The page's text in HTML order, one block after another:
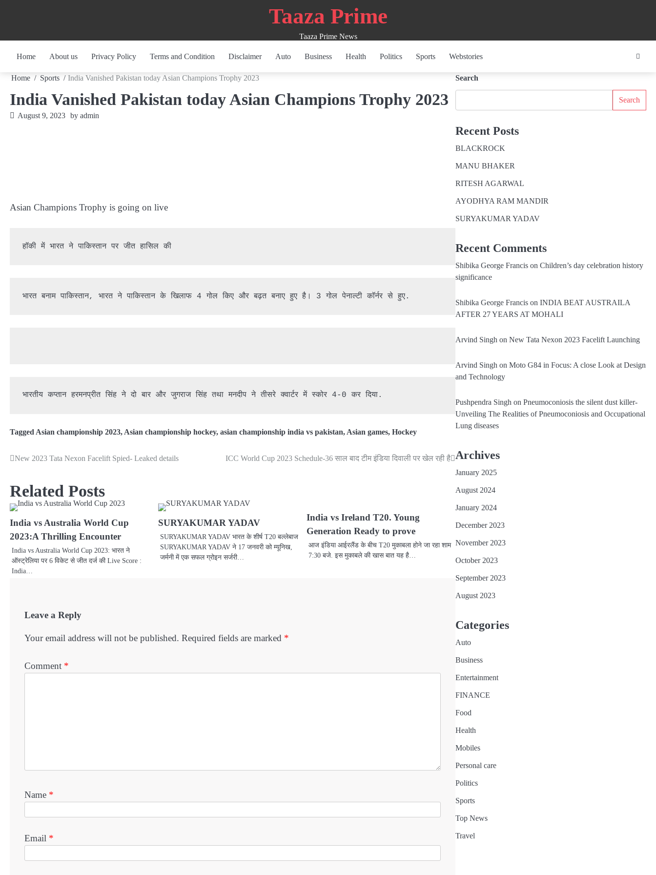
Taaza Prime
Taaza Prime News
Home About us Privacy Policy Terms and Condition Disclaimer Auto Business Health Politics Sports Webstories
Home Sports India Vanished Pakistan today Asian Champions Trophy 2023
India Vanished Pakistan today Asian Champions Trophy 2023
August 9, 2023 by admin
Asian Champions Trophy is going on live
हॉकी में भारत ने पाकिस्तान पर जीत हासिल की
भारत बनाम पाकिस्तान, भारत ने पाकिस्तान के खिलाफ 4 गोल किए और बढ़त बनाए हुए है। 3 गोल पेनाल्टी कॉर्नर से हुए.
भारतीय कप्तान हरमनप्रीत सिंह ने दो बार और जुगराज सिंह तथा मनदीप ने तीसरे क्वार्टर में स्कोर 4-0 कर दिया.
Tagged Asian championship 2023, Asian championship hockey, asian championship india vs pakistan, Asian games, Hockey
Post
New 2023 Tata Nexon Facelift Spied- Leaked details ICC World Cup 2023 Schedule-36 साल बाद टीम इंडिया दिवाली पर खेल रही है
Related Posts
India vs Australia World Cup
2023:A Thrilling Encounter
India vs Australia World Cup 2023: भारत ने
ऑस्ट्रेलिया पर 6 विकेट से जीत दर्ज की Live Score :
India…
SURYAKUMAR YADAV
SURYAKUMAR YADAV भारत के शीर्ष T20 बल्लेबाज
SURYAKUMAR YADAV ने 17 जनवरी को म्यूनिख,
जर्मनी में एक सफल ग्रोइन सर्जरी…
India vs Ireland T20. Young
Generation Ready to prove
आज इंडिया आईरलैंड के बीच T20 मुकाबला होने जा रहा शाम
7:30 बजे. इस मुकाबले की खास बात यह है…
Leave a Reply
Your email address will not be published. Required fields are marked *
Comment *
Name *
Email *
Search
Search
Recent Posts
BLACKROCK
MANU BHAKER
RITESH AGARWAL
AYODHYA RAM MANDIR
SURYAKUMAR YADAV
Recent Comments
Shibika George Francison Children’s day celebration history
significance
Shibika George Francison INDIA BEAT AUSTRAILA
AFTER 27 YEARS AT MOHALI
Arvind Singh on New Tata Nexon 2023 Facelift Launching
Arvind Singh on Moto G84 in Focus: A close Look at Design
and Technology
Pushpendra Singh on Pneumoconiosis the silent dust killer-
Unveiling The Realities of Pneumoconiosis and Occupational
Lung diseases
Archives
January 2025
August 2024
January 2024
December 2023
November 2023
October 2023
September 2023
August 2023
Categories
Auto
Business
Entertainment
FINANCE
Food
Health
Mobiles
Personal care
Politics
Sports
Top News
Travel